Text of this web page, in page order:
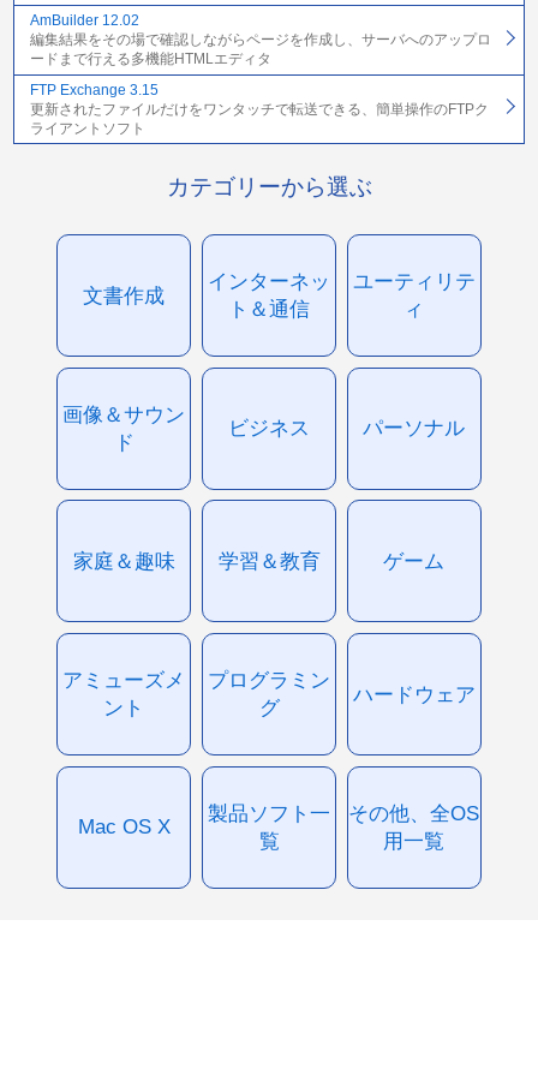
AmBuilder 12.02
編集結果をその場で確認しながらページを作成し、サーバへのアップロ
ードまで行える多機能HTMLエディタ
FTP Exchange 3.15
更新されたファイルだけをワンタッチで転送できる、簡単操作のFTPク
ライアントソフト
カテゴリーから選ぶ
文書作成
インターネッ
ト＆通信
ユーティリテ
ィ
画像＆サウン
ド
ビジネス パーソナル
家庭＆趣味 学習＆教育 ゲーム
アミューズメ
ント
プログラミン
グ
ハードウェア
Mac OS X
製品ソフト一
覧
その他、全OS
用一覧